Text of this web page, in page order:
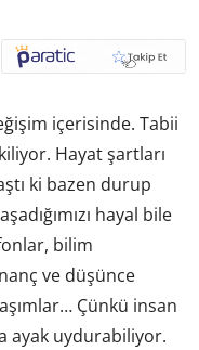
içerisinde. Tabii
Hayat şartları
ki bazen durup
hayal bile
bilim
ve düşünce
Çünkü insan
ayak uydurabiliyor.